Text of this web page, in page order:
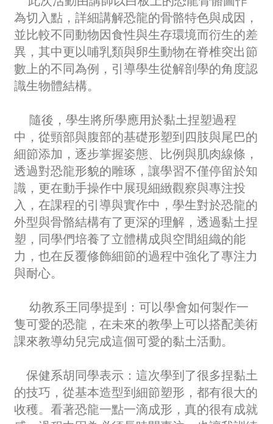
為切入點，詳細講解恐龍的骨骼特色與成因，
並比較不同動物因食性與生存環境而衍生的差
異，其中更以哺乳類與卵生動物在脊椎突出節
數上的不同為例，引導學生從解剖學的角度認
識生物體結構。
隨後，學生將所學應用於黏土捏塑過程
中，從頸部與腹部的基礎形塑到四肢與尾巴的
細節添加，逐步掌握姿態、比例與肌肉線條，
透過對恐龍形貌的雕琢，讓學習不僅停留於知
識，更在動手操作中展現細緻觀察與專注投
入，在課程的引導與實作中，學生對於恐龍的
外型與骨骼結構有了更深的理解，透過黏土捏
塑，同學們培養了立體構成與空間組織的能
力，也在反覆修飾細節的過程中強化了專注力
與耐心。
幼教系王同學提到：可以學會如何製作一
隻可愛的恐龍，在未來的教學上可以搭配美術
課來教導幼兒完成這個可愛的黏土活動。
保健系胡同學表示：這次學到了很多捏黏土
的技巧，從基本造型到細節塑形，都有很大的
收穫。看著恐龍一點一滴成形，真的很有成就